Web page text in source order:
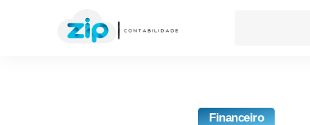
Financeiro